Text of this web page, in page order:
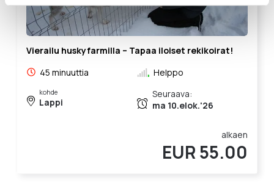
Vierailu huskyfarmilla – Tapaa iloiset rekikoirat!
45 minuuttia
Helppo
kohde
Lappi
Seuraava:
ma 10.elok.'26
alkaen
EUR 55.00